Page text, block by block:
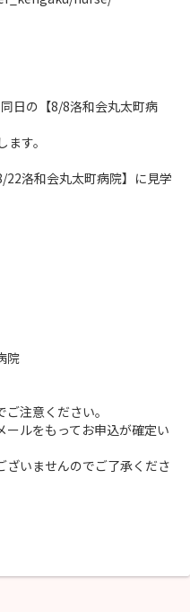
日の【8/8洛和会丸太町病
す。
22洛和会丸太町病院】に見学
院
注意ください。
ールをもってお申込が確定い
ざいませんのでご了承くださ